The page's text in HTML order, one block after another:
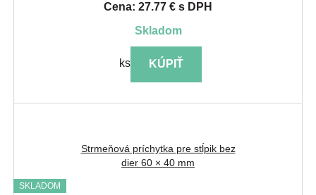
Cena: 27.77 € s DPH
skladom
ks KÚPIŤ
Strmeňová príchytka pre stĺpik bez
dier 60 × 40 mm
SKLADOM